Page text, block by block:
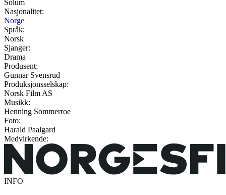
Solum
Nasjonalitet:
Norge
Språk:
Norsk
Sjanger:
Drama
Produsent:
Gunnar Svensrud
Produksjonsselskap:
Norsk Film AS
Musikk:
Henning Sommerroe
Foto:
Harald Paalgard
Medvirkende:
INFO